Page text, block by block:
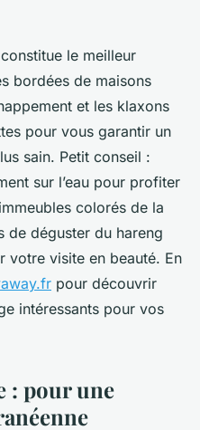
le meilleur
bordées de maisons
et les klaxons
pour vous garantir un
sain. Petit conseil :
sur l’eau pour profiter
colorés de la
de déguster du hareng
votre visite en beauté. En
pour découvrir
intéressants pour vos
: pour une